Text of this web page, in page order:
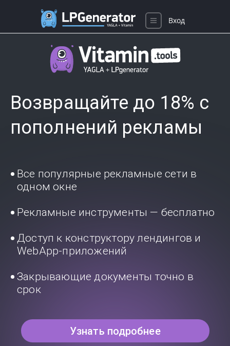
Возвращайте до 18% с
пополнений рекламы
Все популярные рекламные сети в
одном окне
Рекламные инструменты — бесплатно
Доступ к конструктору лендингов и
WebApp-приложений
Закрывающие документы точно в
срок
Узнать подробнее
Вход